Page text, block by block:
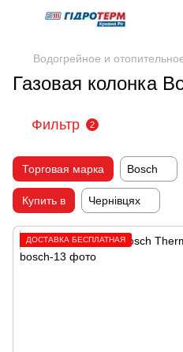
Водогрейное и
Газовая колонка
Фильтр 2
Торговая марка Bosch
Купить в Чернівцях
ДОСТАВКА БЕСПЛАТНАЯ